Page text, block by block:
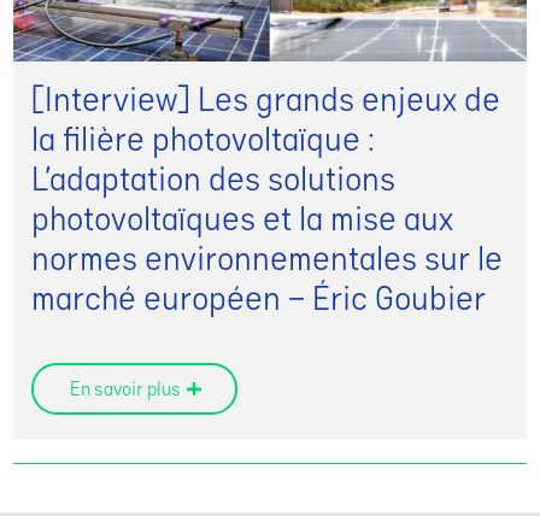
[Interview] Les grands enjeux de
la filière photovoltaïque :
L’adaptation des solutions
photovoltaïques et la mise aux
normes environnementales sur le
marché européen – Éric Goubier
En savoir plus